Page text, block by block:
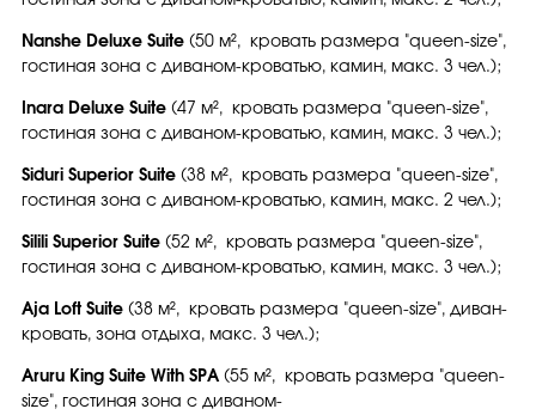
Nanshe Deluxe Suite (50 м², кровать размера "queen-size",
гостиная зона с диваном-кроватью, камин, макс. 3 чел.);
Inara Deluxe Suite (47 м², кровать размера "queen-size",
гостиная зона с диваном-кроватью, камин, макс. 3 чел.);
Siduri Superior Suite (38 м², кровать размера "queen-size",
гостиная зона с диваном-кроватью, камин, макс. 2 чел.);
Silili Superior Suite (52 м², кровать размера "queen-size",
гостиная зона с диваном-кроватью, камин, макс. 3 чел.);
Aja Loft Suite (38 м², кровать размера "queen-size", диван-
кровать, зона отдыха, макс. 3 чел.);
Aruru King Suite With SPA (55 м², кровать размера "queen-
size", гостиная зона с диваном-